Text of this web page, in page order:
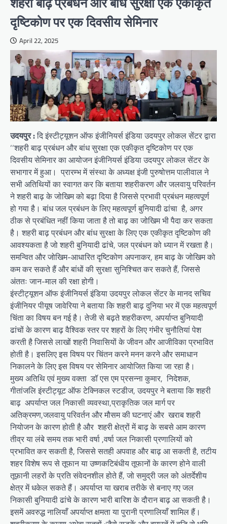
दृष्टिकोण पर एक दिवसीय सेमिनार
April 22, 2025
उदयपुर :दि इंस्टीट्यूशन ऑफ इंजीनियर्स इंडिया उदयपुर लोकल सेंटर द्वारा
‘‘शहरी बाढ़ प्रबंधन और बांध सुरक्षा एक एकीकृत दृष्टिकोण पर एक
दिवसीय सेमिनार का आयोजन इंजीनियर्स इंडिया उदयपुर लोकल सेंटर के
सभागार में हुआ। प्रारम्भ में संस्था के अध्यक्ष इंजी पुरुषोत्तम पालीवाल ने
सभी अतिथियों का स्वागत कर कि बताया शहरीकरण और जलवायु परिवर्तन
ने शहरी बाढ़ के जोखिम को बढ़ा दिया है जिससे प्रभावी प्रबंधन महत्वपूर्ण
हो गया है। बांध जल प्रबंधन के लिए महत्वपूर्ण बुनियादी ढांचा है, अगर
ठीक से प्रबंधित नहीं किया जाता है तो बाढ़ का जोखिम भी पैदा कर सकता
है। शहरी बाढ़ प्रबंधन और बांध सुरक्षा के लिए एक एकीकृत दृष्टिकोण की
आवश्यकता है जो शहरी बुनियादी ढांचे, जल प्रबंधन को ध्यान में रखता है।
समन्वित और जोखिम-आधारित दृष्टिकोण अपनाकर, हम बाढ़ के जोखिम को
कम कर सकते हैं और बांधों की सुरक्षा सुनिश्चित कर सकते हैं, जिससे
अंततः जान-माल की रक्षा होगी।
इंस्टीट्यूशन ऑफ इंजीनियर्स इंडिया उदयपुर लोकल सेंटर के मानद सचिव
इंजीनियर पीयूष जावेरिया ने बताया कि शहरी बाढ़ दुनिया भर में एक महत्वपूर्ण
चिंता का विषय बन गई है। तेजी से बढ़ते शहरीकरण, अपर्याप्त बुनियादी
ढांचों के कारण बाढ़ वैश्विक स्तर पर शहरों के लिए गंभीर चुनौतियां पेश
करती है जिससे लाखों शहरी निवासियों के जीवन और आजीविका प्रभावित
होती है। इसलिए इस विषय पर चिंतन करने मनन करने और समाधान
निकालने के लिए इस विषय पर सेमिनार आयोजित किया जा रहा है।
मुख्य अतिथि एवं मुख्य वक्ता डॉ एस एम प्रसन्ना कुमार, निदेशक,
गीतांजलि इंस्टीट्यूट ऑफ टेक्निकल स्टडीज, उदयपुर ने बताया कि शहरी
बाढ़ अपर्याप्त जल निकासी व्यवस्था,प्राकृतिक जल मार्ग पर
अतिक्रमण,जलवायु परिवर्तन और मौसम की घटनाएं और खराब शहरी
नियोजन के कारण होती है और शहरी क्षेत्रों में बाढ़ के सबसे आम कारण
तीव्र या लंबे समय तक भारी वर्षा ,वर्षा जल निकासी प्रणालियों को
प्रभावित कर सकती है, जिससे सतही अपवाह और बाढ़ आ सकती है, तटीय
शहर विशेष रूप से तूफान या उष्णकटिबंधीय तूफानों के कारण होने वाली
तूफ़ानी लहरों के प्रति संवेदनशील होते हैं, जो समुद्री जल को अंतर्देशीय
क्षेत्र में धकेल सकते हैं। अपर्याप्त या खराब तरीके से बनाए गए जल
निकासी बुनियादी ढांचे के कारण भारी बारिश के दौरान बाढ़ आ सकती है।
इसमें अवरुद्ध नालियाँ अपर्याप्त क्षमता या पुरानी प्रणालियाँ शामिल हैं।